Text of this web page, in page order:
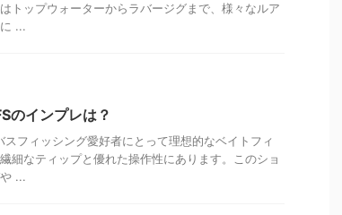
トップウォーターからラバージグまで、様々なルア
...
のインプレは？
フィッシング愛好者にとって理想的なベイトフィ
細なティップと優れた操作性にあります。このショ
...